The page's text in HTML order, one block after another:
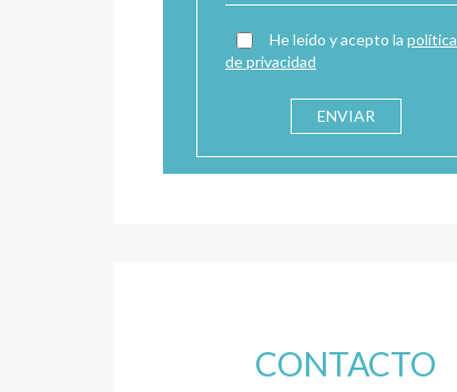
He leído y acepto la política
de privacidad
CONTACTO